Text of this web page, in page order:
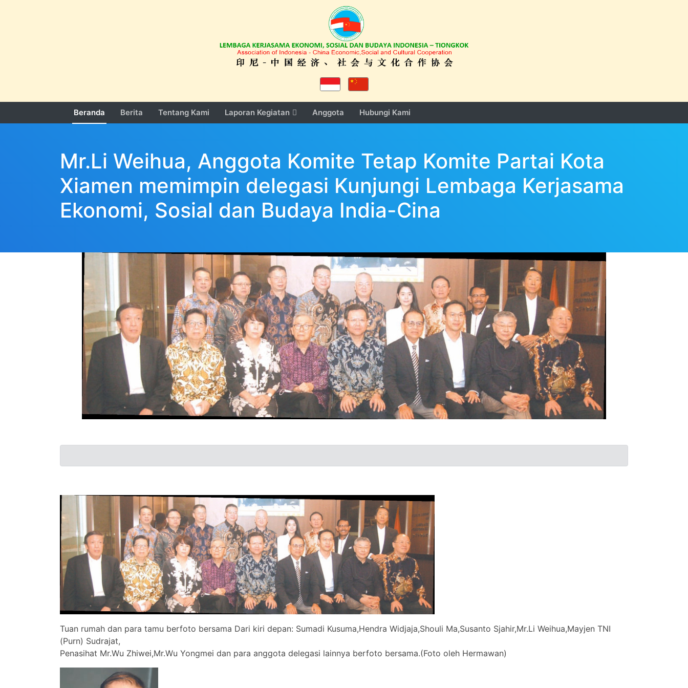
Beranda Berita Tentang Kami Laporan Kegiatan Anggota Hubungi Kami
Mr.Li Weihua, Anggota Komite Tetap Komite Partai Kota
Xiamen memimpin delegasi Kunjungi Lembaga Kerjasama
Ekonomi, Sosial dan Budaya India-Cina
Tuan rumah dan para tamu berfoto bersama Dari kiri depan: Sumadi Kusuma,Hendra Widjaja,Shouli Ma,Susanto Sjahir,Mr.Li Weihua,Mayjen TNI
(Purn) Sudrajat,
Penasihat Mr.Wu Zhiwei,Mr.Wu Yongmei dan para anggota delegasi lainnya berfoto bersama.(Foto oleh Hermawan)